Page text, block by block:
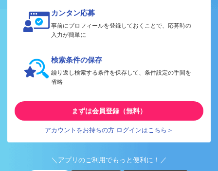
カンタン応募
事前にプロフィールを登録しておくことで、応募時の
入力が簡単に
検索条件の保存
繰り返し検索する条件を保存して、条件設定の手間を
省略
まずは会員登録（無料）
アカウントをお持ちの方 ログインはこちら＞
＼アプリのご利用でもっと便利に！／